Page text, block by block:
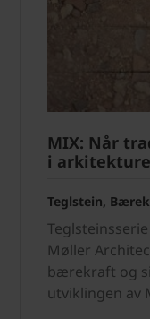
MIX: Når
i
Teglstein,
Møller
bærekraft og
utviklingen av